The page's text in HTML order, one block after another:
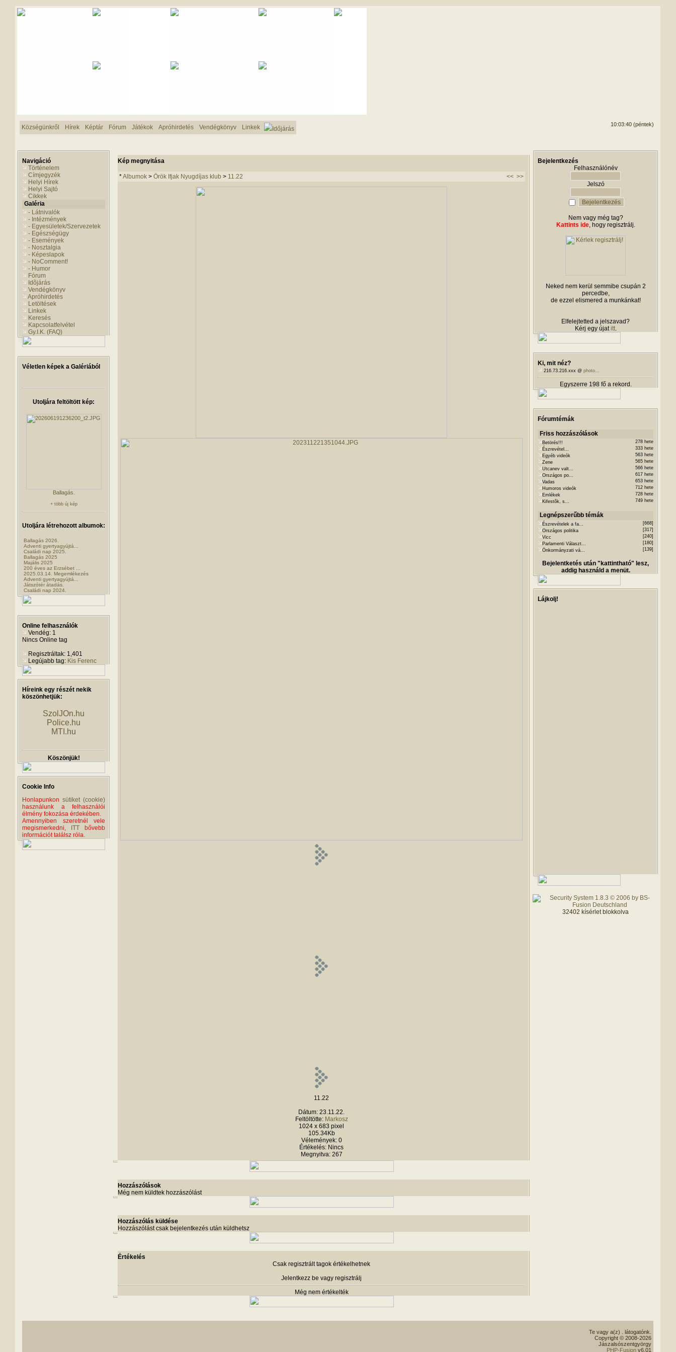
Községünkről Hírek Képtár Fórum Játékok Apróhirdetés Vendégkönyv Linkek Időjárás
10:03:40 (péntek)
Navigáció
Történelem
Címjegyzék
Helyi Hírek
Helyi Sajtó
Cikkek
Galéria
- Látnivalók
- Intézmények
- Egyesületek/Szervezetek
- Egészségügy
- Események
- Nosztalgia
- Képeslapok
- NoComment!
- Humor
Fórum
Idõjárás
Vendégkönyv
Apróhirdetés
Letöltések
Linkek
Keresés
Kapcsolatfelvétel
Gy.I.K. (FAQ)
Véletlen képek a Galériából
Utoljára feltöltött kép:
Ballagás.
+ több új kép
Utoljára létrehozott albumok:
Ballagás 2026.
Adventi gyertyagyújtá...
Családi nap 2025.
Ballagás 2025
Majális 2025
200 éves az Erzsébet ...
2025.03.14. Megemlékezés
Adventi gyertyagyújtá...
Játszótér átadás.
Családi nap 2024.
Online felhasználók
Vendég: 1
Nincs Online tag
Regisztráltak: 1,401
Legújabb tag: Kis Ferenc
Híreink egy részét nekik
köszönhetjük:
SzolJOn.hu
Police.hu
MTI.hu
Köszönjük!
Cookie Info
Honlapunkon sütiket (cookie)
használunk a felhasználói
élmény fokozása érdekében.
Amennyiben szeretnél vele
megismerkedni,
ITT bővebb
információt találsz róla.
Kép megnyitása
*Albumok > Örök Ifjak Nyugdíjas klub > 11.22 << >>
11.22
Dátum: 23.11.22.
Feltöltötte: Markosz
1024 x 683 pixel
105.34Kb
Vélemények: 0
Értékelés: Nincs
Megnyitva: 267
Hozzászólások
Még nem küldtek hozzászólást
Hozzászólás küldése
Hozzászólást csak bejelentkezés után küldhetsz
Értékelés
Csak regisztrált tagok értékelhetnek
Jelentkezz be vagy regisztrálj
Még nem értékelték
Bejelentkezés
Felhasználónév
Jelszó
Nem vagy még tag?
Kattints ide, hogy regisztrálj.
Neked nem kerül semmibe csupán 2
percedbe,
de ezzel elismered a munkánkat!
Elfelejtetted a jelszavad?
Kérj egy újatitt.
Ki, mit néz?
216.73.216.xxx @ photo...
Egyszerre 198 fő a rekord.
Fórumtémák
Friss hozzászólások
Betörés!!!
278 hete
Észrevétel...
333 hete
Egyéb videók
563 hete
Zene
565 hete
Utcanev valt...
566 hete
Országos po...
617 hete
Vadas
653 hete
Humoros videók
712 hete
Emlékek
728 hete
Kifestõk, s...
749 hete
Legnépszerűbb témák
Észrevételek a fa...
[668]
Országos politika
[317]
Vicc
[240]
Parlamenti Választ...
[180]
Önkormányzati vá...
[139]
Bejelentketés után "kattintható" lesz,
addig használd a menüt.
Lájkolj!
32402 kísérlet blokkolva
Te vagy a(z)
. látogatónk.
Copyright © 2008-2026
Jászalsószentgyörgy
PHP-Fusion v6.01